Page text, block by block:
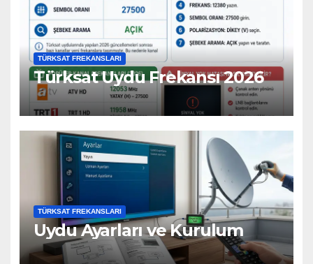
TÜRKSAT FREKANSLARI
Türksat Uydu Frekansı 2026
TÜRKSAT FREKANSLARI
Uydu Ayarları ve Kurulum